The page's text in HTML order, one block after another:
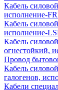
Кабель
исполнение-
Кабель
исполнение-
Кабель
огнестойкий,
Провод
Кабель
галогенов,
Кабели